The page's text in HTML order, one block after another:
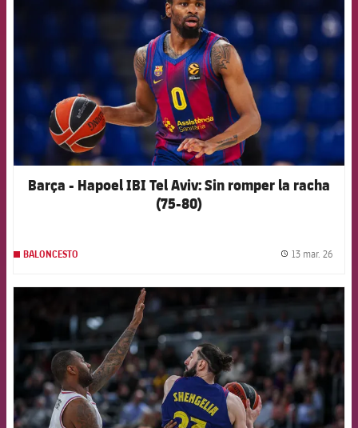
Barça - Hapoel IBI Tel Aviv: Sin romper la racha
(75-80)
BALONCESTO 13 mar. 26
FCB Barcelona badge